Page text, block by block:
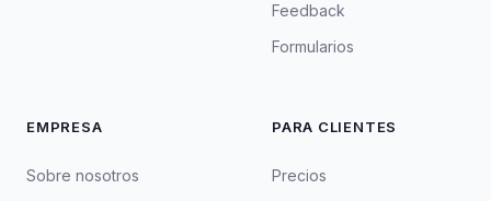
Feedback
Formularios
EMPRESA
Sobre nosotros
PARA CLIENTES
Precios